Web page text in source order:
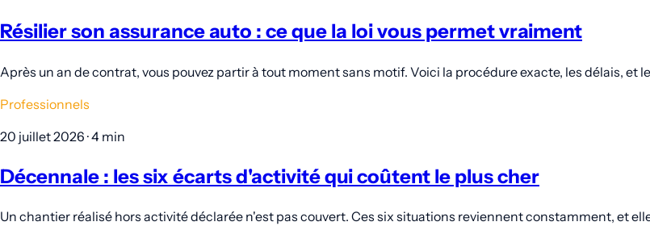
Résilier son assurance auto : ce que la loi vous permet vraiment
Après un an de contrat, vous pouvez partir à tout moment sans motif. Voici la procédure exacte, les délais, et
Professionnels
20 juillet 2026 · 4 min
Décennale : les six écarts d'activité qui coûtent le plus cher
Un chantier réalisé hors activité déclarée n'est pas couvert. Ces six situations reviennent constamment, et